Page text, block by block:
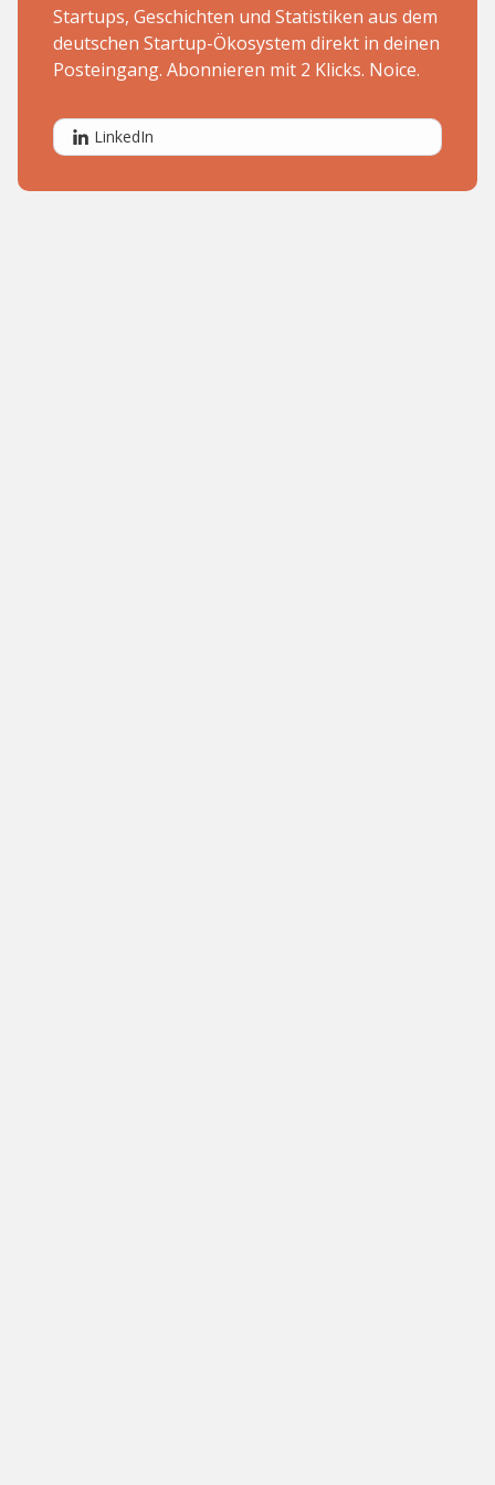
Startups, Geschichten und Statistiken aus dem
deutschen Startup-Ökosystem direkt in deinen
Posteingang. Abonnieren mit 2 Klicks. Noice.
LinkedIn